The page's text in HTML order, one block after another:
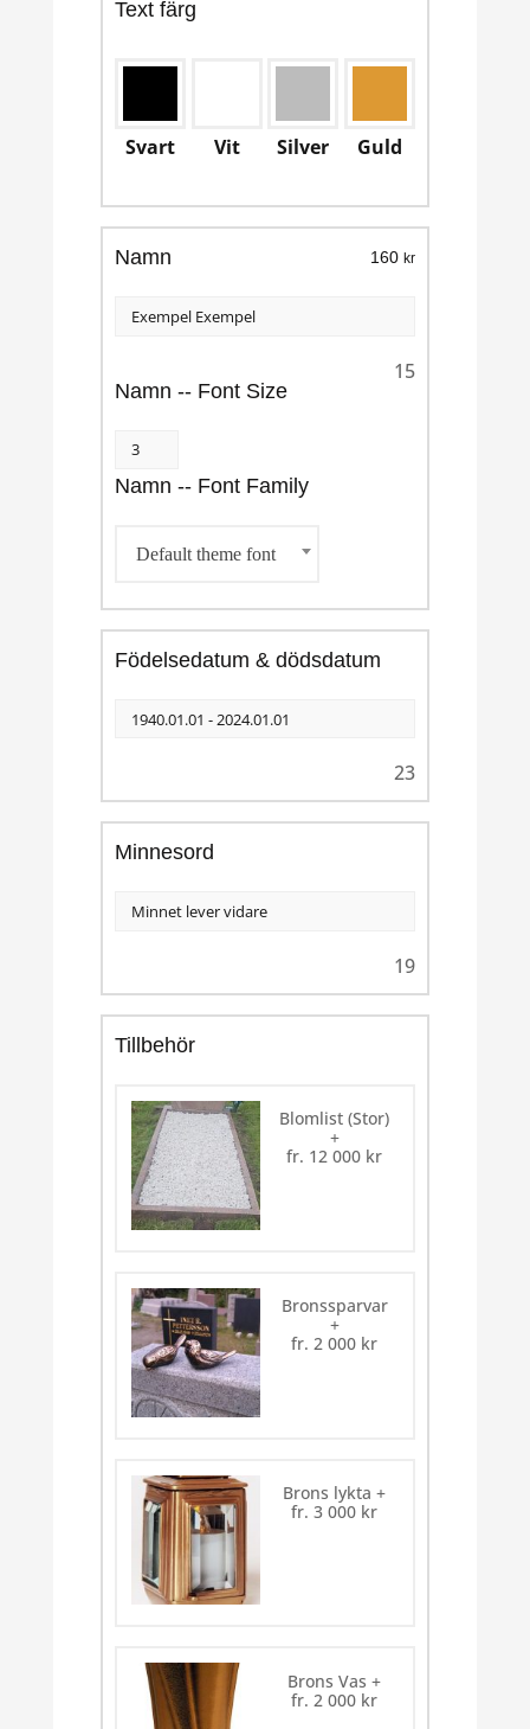
Text färg
Svart Vit Silver Guld
Namn 160kr
15
Namn -- Font Size
Namn -- Font Family
Default theme font
Födelsedatum & dödsdatum
23
Minnesord
19
Tillbehör
Blomlist (Stor)
+
fr. 12 000 kr
Bronssparvar
+
fr.2 000 kr
Brons lykta +
fr.3 000 kr
Brons Vas +
fr. 2 000 kr